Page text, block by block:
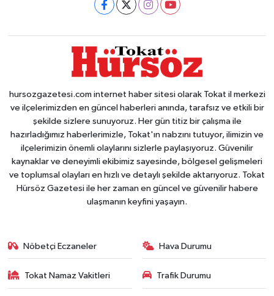
hursozgazetesi.com internet haber sitesi olarak Tokat il merkezi
ve ilçelerimizden en güncel haberleri anında, tarafsız ve etkili bir
şekilde sizlere sunuyoruz. Her gün titiz bir çalışma ile
hazırladığımız haberlerimizle, Tokat'ın nabzını tutuyor, ilimizin ve
ilçelerimizin önemli olaylarını sizlerle paylaşıyoruz. Güvenilir
kaynaklar ve deneyimli ekibimiz sayesinde, bölgesel gelişmeleri
ve toplumsal olayları en hızlı ve detaylı şekilde aktarıyoruz. Tokat
Hürsöz Gazetesi ile her zaman en güncel ve güvenilir habere
ulaşmanın keyfini yaşayın.
Nöbetçi Eczaneler Hava Durumu
Tokat Namaz Vakitleri Trafik Durumu